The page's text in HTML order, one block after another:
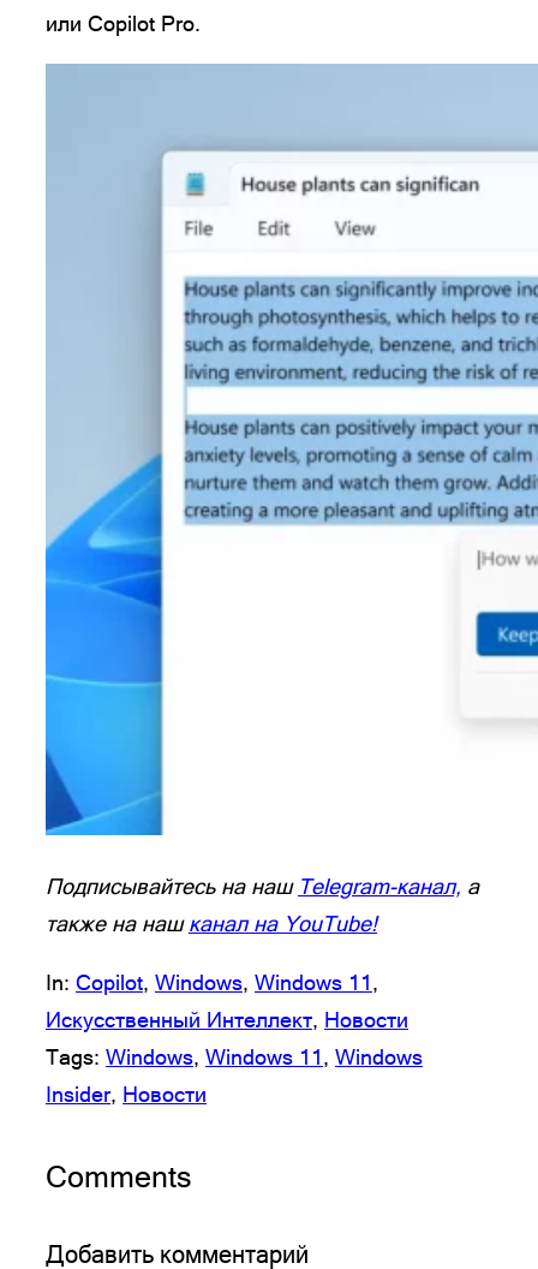
или Copilot Pro.
Подписывайтесь на наш Telegram-канал, а
также на нашканал на YouTube!
In: Copilot, Windows, Windows 11
Искусственный Интеллект, Новости
Tags: Windows, Windows 11, Windows
Insider, Новости
Comments
Добавить комментарий